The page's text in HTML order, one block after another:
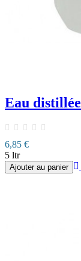
Eau distillée
6,85 €
5 ltr
Ajouter au panier